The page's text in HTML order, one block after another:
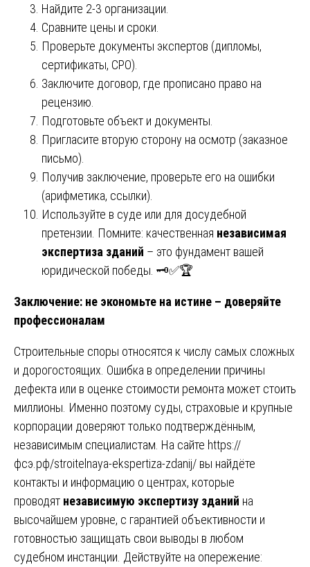
Найдите 2-3 организации.
Сравните цены и сроки.
Проверьте документы экспертов (дипломы,
сертификаты, СРО).
Заключите договор, где прописано право на
рецензию.
Подготовьте объект и документы.
Пригласите вторую сторону на осмотр (заказное
письмо).
Получив заключение, проверьте его на ошибки
(арифметика, ссылки).
Используйте в суде или для досудебной
претензии. Помните: качественная независимая
экспертиза зданий – это фундамент вашей
юридической победы. 🗝️✅🏆
Заключение: не экономьте на истине – доверяйте
профессионалам
Строительные споры относятся к числу самых сложных
и дорогостоящих. Ошибка в определении причины
дефекта или в оценке стоимости ремонта может стоить
миллионы. Именно поэтому суды, страховые и крупные
корпорации доверяют только подтверждённым,
независимым специалистам. На сайте https://
фсэ.рф/stroitelnaya-ekspertiza-zdanij/ вы найдёте
контакты и информацию о центрах, которые
проводят независимую экспертизу зданий на
высочайшем уровне, с гарантией объективности и
готовностью защищать свои выводы в любом
судебном инстанции. Действуйте на опережение: